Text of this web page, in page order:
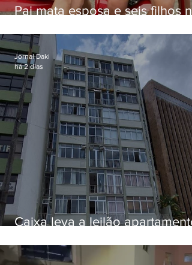
Pai mata esposa e seis filhos
Caixa leva a leilão apartamento
Botafogo
Jornal Daki
há 2 dias